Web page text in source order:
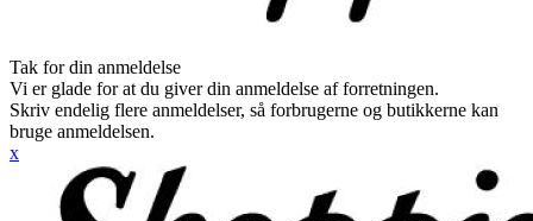
Tak for din anmeldelse
Vi er glade for at du giver din anmeldelse af forretningen.
Skriv endelig flere anmeldelser, så forbrugerne og butikkerne kan
bruge anmeldelsen.
x